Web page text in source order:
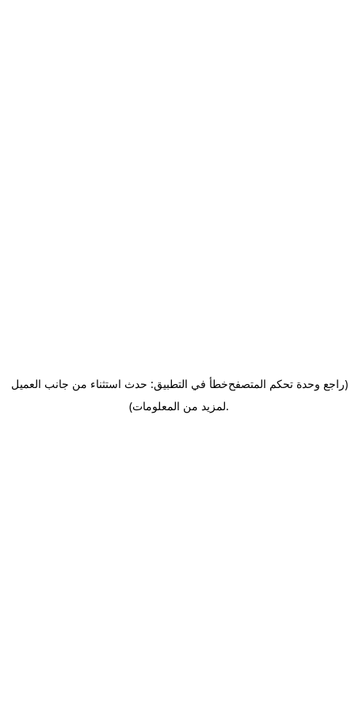
خطأ في التطبيق: حدث استثناء من جانب العميل(راجع وحدة تحكم المتصفح
لمزيد من المعلومات).